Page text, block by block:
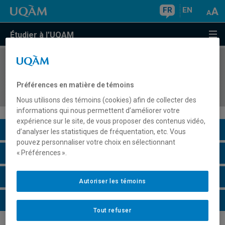
FR EN
Étudier à l'UQAM
COURS//
des situations d'apprentissage complexes
Description du cours
Horaire - Été 2026
Horaire - Automne 2026
Horaire - Hiver 2027
Préférences en matière de témoins
Nous utilisons des témoins (cookies) afin de collecter des
informations qui nous permettent d’améliorer votre
expérience sur le site, de vous proposer des contenus vidéo,
d’analyser les statistiques de fréquentation, etc. Vous
pouvez personnaliser votre choix en sélectionnant
« Préférences ».
Tout refuser
Autoriser les témoins